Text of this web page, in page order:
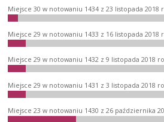
Miejsce 30 w notowaniu 1434 z 23 listopada 2018
Miejsce 29 w notowaniu 1433 z 16 listopada 2018
Miejsce 29 w notowaniu 1432 z 9 listopada 2018
Miejsce 29 w notowaniu 1431 z 3 listopada 2018
Miejsce 23 w notowaniu 1430 z 26 października